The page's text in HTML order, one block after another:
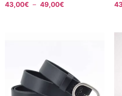
43,00€ – 49,00€